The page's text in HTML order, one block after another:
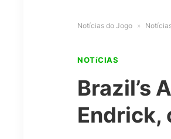
Notícias do Jogo »
NOTíCIAS
Brazil’s
Endrick,